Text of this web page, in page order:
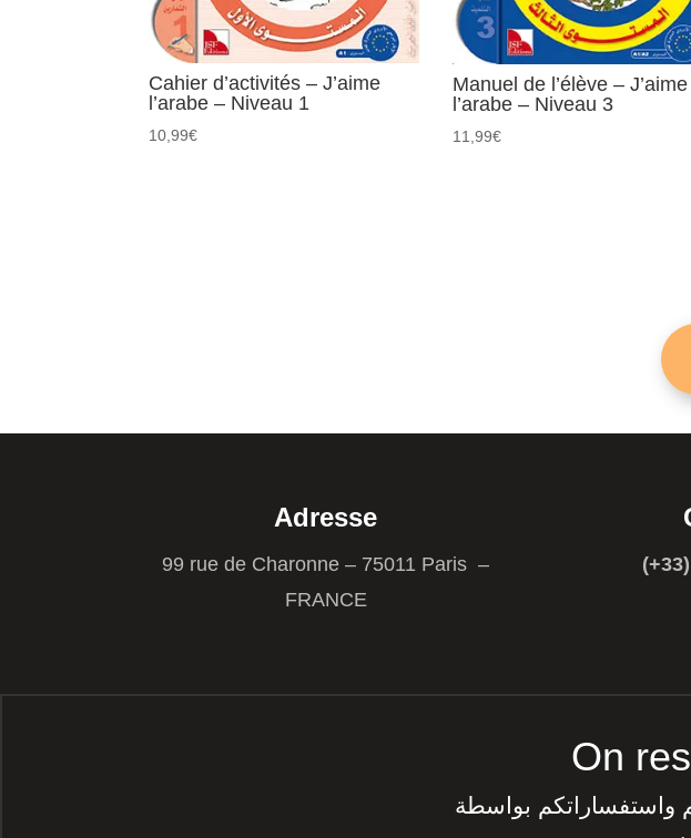
Cahier d’activités – J’aime
l’arabe – Niveau 1
10,99€
Manuel de l’élève – J’aime
l’arabe – Niveau 3
11,99€
Adresse
99 rue de Charonne – 75011 Paris –
FRANCE
On
واستفساراتكم بواسطة